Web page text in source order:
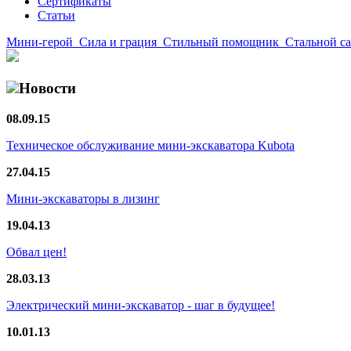
Статьи
Мини-герой Сила и грация Стильный помощник Стальной
Новости
08.09.15
Техническое обслуживание мини-экскаватора Kubota
27.04.15
Мини-экскаваторы в лизинг
19.04.13
Обвал цен!
28.03.13
Электрический мини-экскаватор - шаг в будущее!
10.01.13